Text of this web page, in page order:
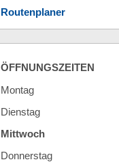
Routenplaner
ÖFFNUNGSZEITEN
Montag
Dienstag
Mittwoch
Donnerstag